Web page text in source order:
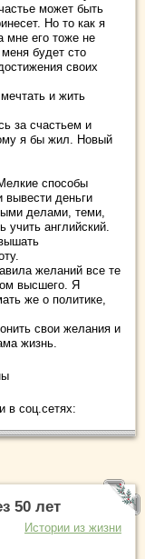
может быть
Но то как я
мне его тоже не
будет сто
своих
и жить
за счастьем и
я бы жил. Новый
способы
деньги
делами, теми,
английский.
желаний все те
высшего. Я
же о политике,
свои желания и
жизнь.
в соц.сетях:
50 лет
Истории из жизни